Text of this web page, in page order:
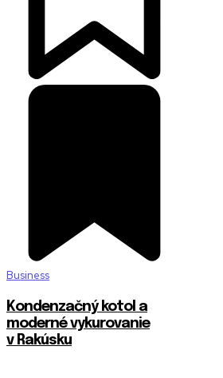
Business
Kondenzačný kotol a
moderné vykurovanie
v Rakúsku